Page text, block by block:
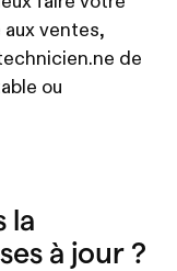
ventes,
de
ou
la
à jour ?